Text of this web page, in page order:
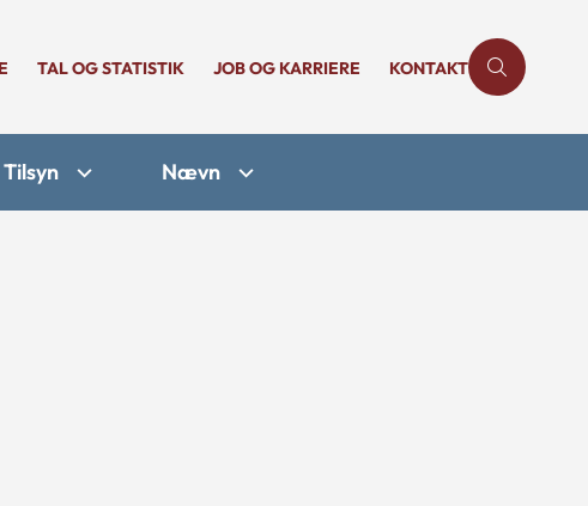
TAL OG STATISTIK JOB OG KARRIERE KONTAKT
Tilsyn Nævn